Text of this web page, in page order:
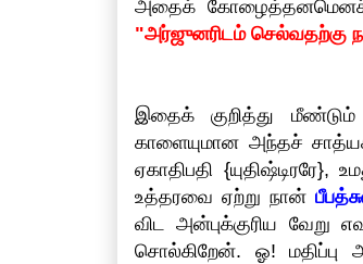
அதைக் கோழைத்தனமெனச்
"அர்ஜுனரிடம்
இதைக் குறித்து மீண்டும்
காளையுமான அந்தச்
ஏகாதிபதி
உத்தரவை ஏற்று நான்
விட அன்புக்குரிய
சொல்கிறேன். ஓ! மதிப்பு